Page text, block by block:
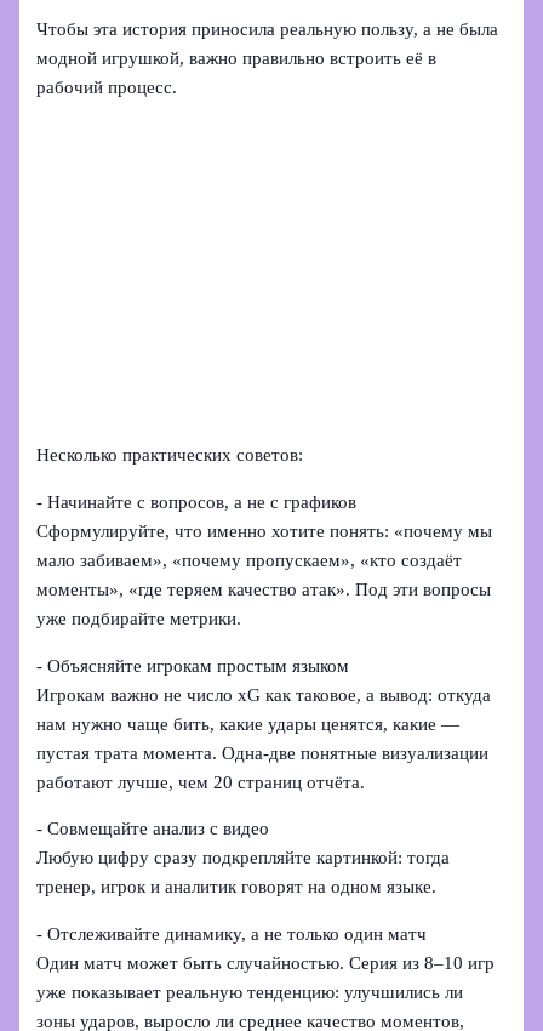
Чтобы эта история приносила реальную пользу, а не была
модной игрушкой, важно правильно встроить её в
рабочий процесс.
Несколько практических советов:
- Начинайте с вопросов, а не с графиков
Сформулируйте, что именно хотите понять: «почему мы
мало забиваем», «почему пропускаем», «кто создаёт
моменты», «где теряем качество атак». Под эти вопросы
уже подбирайте метрики.
- Объясняйте игрокам простым языком
Игрокам важно не число xG как таковое, а вывод: откуда
нам нужно чаще бить, какие удары ценятся, какие —
пустая трата момента. Одна-две понятные визуализации
работают лучше, чем 20 страниц отчёта.
- Совмещайте анализ с видео
Любую цифру сразу подкрепляйте картинкой: тогда
тренер, игрок и аналитик говорят на одном языке.
- Отслеживайте динамику, а не только один матч
Один матч может быть случайностью. Серия из 8–10 игр
уже показывает реальную тенденцию: улучшились ли
зоны ударов, выросло ли среднее качество моментов,